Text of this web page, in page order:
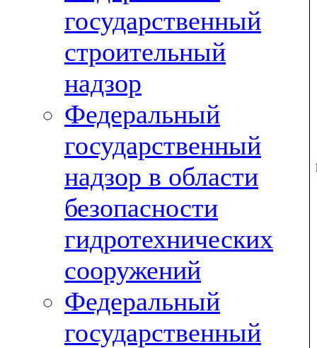
государственный
строительный
надзор
Федеральный
государственный
надзор в области
безопасности
гидротехнических
сооружений
Федеральный
государственный